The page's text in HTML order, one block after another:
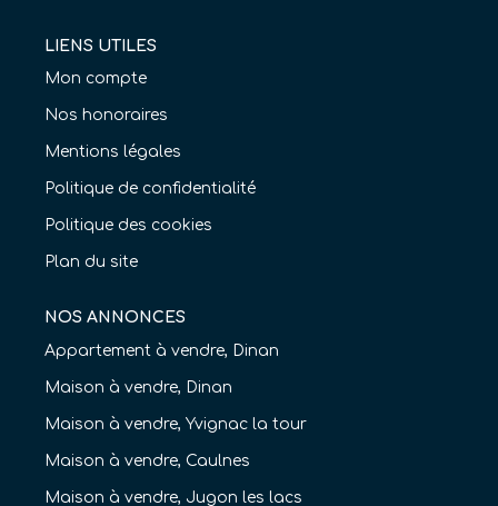
LIENS UTILES
Mon compte
Nos honoraires
Mentions légales
Politique de confidentialité
Politique des cookies
Plan du site
NOS ANNONCES
Appartement à vendre, Dinan
Maison à vendre, Dinan
Maison à vendre, Yvignac la tour
Maison à vendre, Caulnes
Maison à vendre, Jugon les lacs